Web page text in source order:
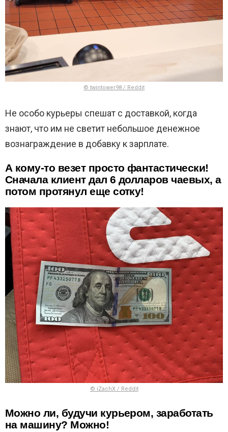
© twintower98 / Reddit
Не особо курьеры спешат с доставкой, когда
знают, что им не светит небольшое денежное
вознаграждение в добавку к зарплате.
А кому-то везет просто фантастически!
Сначала клиент дал 6 долларов чаевых, а
потом протянул еще сотку!
© iZachX / Reddit
Можно ли, будучи курьером, заработать
на машину? Можно!